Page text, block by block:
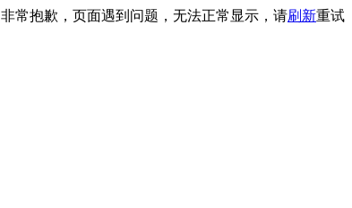
非常抱歉，页面遇到问题，无法正常显示，请刷新重试